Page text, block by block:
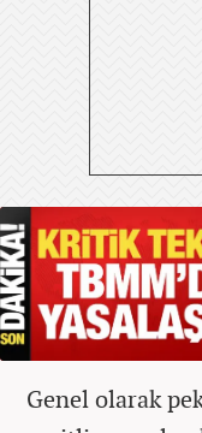
Genel olarak